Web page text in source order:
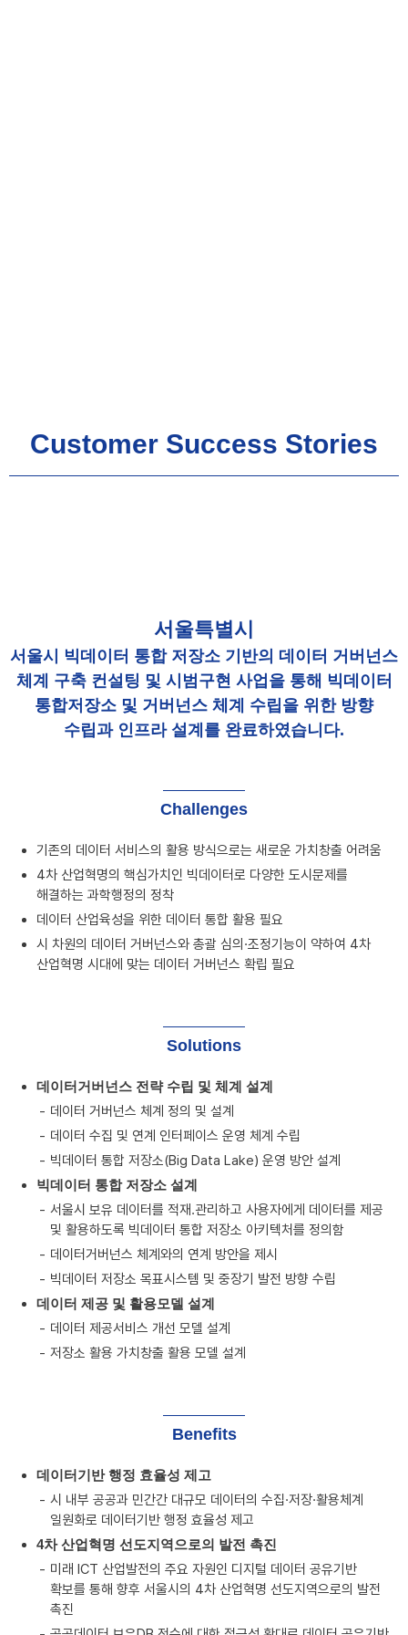
Customer Success Stories
서울특별시
서울시 빅데이터 통합 저장소 기반의 데이터 거버넌스
체계 구축 컨설팅 및 시범구현 사업을 통해 빅데이터
통합저장소 및 거버넌스 체계 수립을 위한 방향
수립과 인프라 설계를 완료하였습니다.
Challenges
기존의 데이터 서비스의 활용 방식으로는 새로운 가치창출 어려움
4차 산업혁명의 핵심가치인 빅데이터로 다양한 도시문제를
해결하는 과학행정의 정착
데이터 산업육성을 위한 데이터 통합 활용 필요
시 차원의 데이터 거버넌스와 총괄 심의·조정기능이 약하여 4차
산업혁명 시대에 맞는 데이터 거버넌스 확립 필요
Solutions
데이터거버넌스 전략 수립 및 체계 설계
데이터 거버넌스 체계 정의 및 설계
데이터 수집 및 연계 인터페이스 운영 체계 수립
빅데이터 통합 저장소(Big Data Lake) 운영 방안 설계
빅데이터 통합 저장소 설계
서울시 보유 데이터를 적재.관리하고 사용자에게 데이터를 제공
및 활용하도록 빅데이터 통합 저장소 아키텍처를 정의함
데이터거버넌스 체계와의 연계 방안을 제시
빅데이터 저장소 목표시스템 및 중장기 발전 방향 수립
데이터 제공 및 활용모델 설계
데이터 제공서비스 개선 모델 설계
저장소 활용 가치창출 활용 모델 설계
Benefits
데이터기반 행정 효율성 제고
시 내부 공공과 민간간 대규모 데이터의 수집·저장·활용체계
일원화로 데이터기반 행정 효율성 제고
4차 산업혁명 선도지역으로의 발전 촉진
미래 ICT 산업발전의 주요 자원인 디지털 데이터 공유기반
확보를 통해 향후 서울시의 4차 산업혁명 선도지역으로의 발전
촉진